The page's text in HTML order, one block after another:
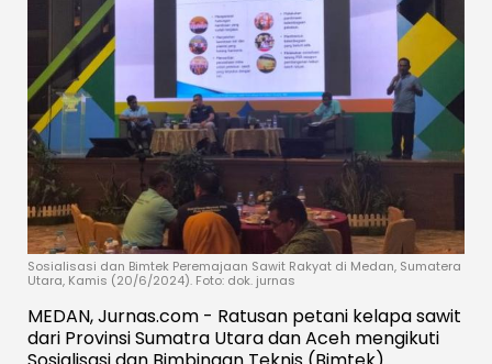
Sosialisasi dan Bimtek Peremajaan Sawit Rakyat di Medan, Sumatera
Utara, Kamis (20/6/2024). Foto: dok. jurnas
MEDAN, Jurnas.com - Ratusan petani kelapa sawit
dari Provinsi Sumatra Utara dan Aceh mengikuti